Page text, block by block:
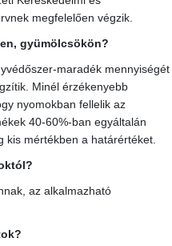
megfelelően végzik.
gyümölcsökön?
maradék mennyiségét
Minél érzékenyebb
nyomokban fellelik az
40-60%-ban egyáltalán
kis mértékben a határértéket.
az alkalmazható